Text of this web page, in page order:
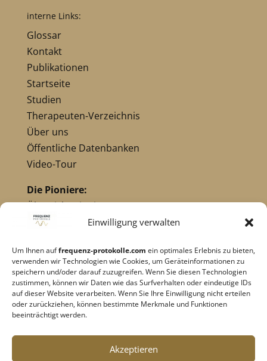
Einwilligung verwalten
Um Ihnen auffrequenz-protokolle.com ein optimales Erlebnis zu bieten,
verwenden wir Technologien wie Cookies, um Geräteinformationen zu
speichern und/oder darauf zuzugreifen. Wenn Sie diesen Technologien
zustimmen, können wir Daten wie das Surfverhalten oder eindeutige IDs
auf dieser Website verarbeiten. Wenn Sie Ihre Einwilligung nicht erteilen
oder zurückziehen, können bestimmte Merkmale und Funktionen
beeinträchtigt werden.
Akzeptieren
interne Links:
Glossar
Kontakt
Publikationen
Startseite
Studien
Therapeuten-Verzeichnis
Über uns
Öffentliche Datenbanken
Video-Tour
Die Pioniere:
Übersicht Pioniere
Nikola Tesla
Dr. Hulda Clark
Robert C. Beck
Georges Lakhovsky
verwandte Pioniere
Datenschutz